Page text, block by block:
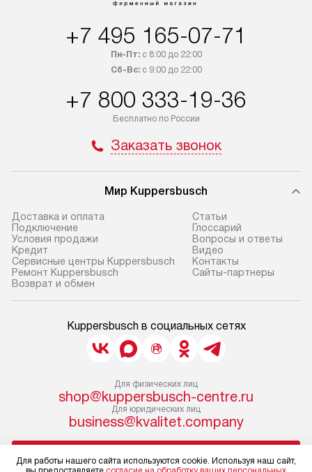
+7 495 165-07-71
Пн-Пт:с 8:00 до 22:00
Сб-Вс:с 9:00 до 22:00
+7 800 333-19-36
Бесплатно по России
Заказать звонок
Мир Kuppersbusch
Доставка и оплата
Подключение
Условия продажи
Кредит
Сервисные центры Kuppersbusch
Ремонт Kuppersbusch
Возврат и обмен
Cтатьи
Глоссарий
Вопросы и ответы
Видео
Контакты
Сайты-партнеры
Kuppersbusch в социальных сетях
Для физических лиц
shop@kuppersbusch-centre.ru
Для юридических лиц
business@kvalitet.company
Для работы нашего сайта используются cookie. Используя наш сайт,